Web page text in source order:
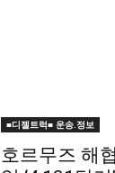
■디젤트럭■ 운송.정보
호르무즈 해